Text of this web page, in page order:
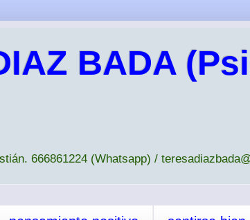
BADA
666861224 (Whatsapp) /